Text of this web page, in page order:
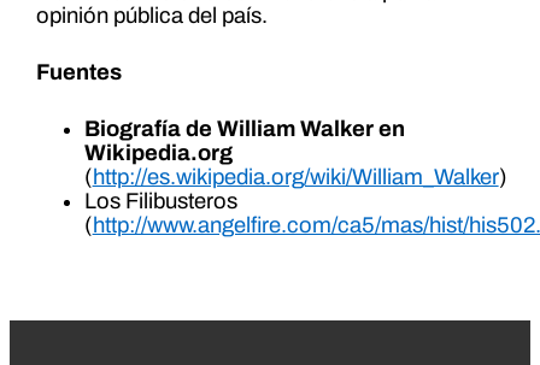
opinión pública del país.
Fuentes
Biografía de William Walker en
Wikipedia.org
( http://es.wikipedia.org/wiki/William_Walker)
Los Filibusteros
( http://www.angelfire.com/ca5/mas/hist/